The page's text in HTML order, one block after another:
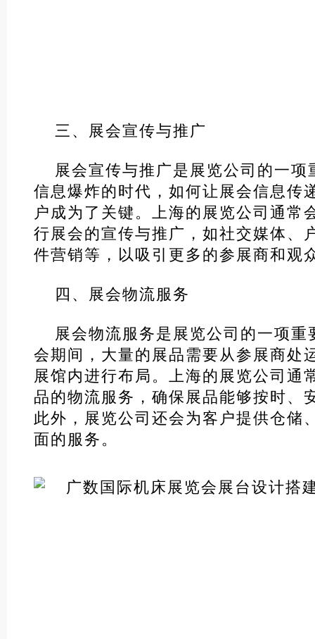
三、展会宣传与推广
展会宣传与推广是展览公司的一项
信息爆炸的时代，如何让展会信息传
户成为了关键。上海的展览公司通常
行展会的宣传与推广，如社交媒体、
件营销等，以吸引更多的参展商和观
四、展会物流服务
展会物流服务是展览公司的一项重
会期间，大量的展品需要从参展商处
展馆内进行布局。上海的展览公司通
品的物流服务，确保展品能够按时、
此外，展览公司还会为客户提供仓储
面的服务。